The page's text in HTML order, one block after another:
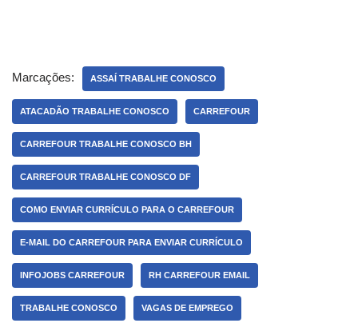
Marcações: ASSAÍ TRABALHE CONOSCO
ATACADÃO TRABALHE CONOSCO CARREFOUR
CARREFOUR TRABALHE CONOSCO BH
CARREFOUR TRABALHE CONOSCO DF
COMO ENVIAR CURRÍCULO PARA O CARREFOUR
E-MAIL DO CARREFOUR PARA ENVIAR CURRÍCULO
INFOJOBS CARREFOUR RH CARREFOUR EMAIL
TRABALHE CONOSCO VAGAS DE EMPREGO